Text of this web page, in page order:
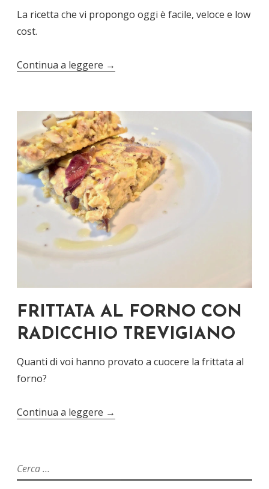
La ricetta che vi propongo oggi è facile, veloce e low
cost.
Continua a leggere →
FRITTATA AL FORNO CON
RADICCHIO TREVIGIANO
Quanti di voi hanno provato a cuocere la frittata al
forno?
Continua a leggere →